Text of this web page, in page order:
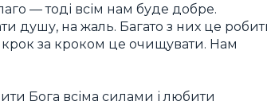
— тоді всім нам буде добре.
душу, на жаль. Багато з них це
за кроком це очищувати. Нам
Бога всіма силами і любити